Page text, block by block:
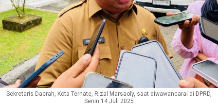
Sekretaris Daerah, Kota Ternate, Rizal Marsaoly, saat diwawancarai di DPRD,
Senin 14 Juli 2025